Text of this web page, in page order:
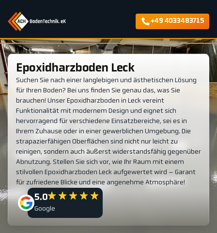
+49 4033483715
Epoxidharzboden Leck
Suchen Sie nach einer langlebigen und ästhetischen Lösung
für Ihren Boden? Bei uns finden Sie genau das, was Sie
brauchen! Unser Epoxidharzboden in Leck vereint
Funktionalität mit modernem Design und eignet sich
hervorragend für verschiedene Einsatzbereiche, sei es in
Ihrem Zuhause oder in einer gewerblichen Umgebung. Die
strapazierfähigen Oberflächen sind nicht nur leicht zu
reinigen, sondern auch äußerst widerstandsfähig gegenüber
Abnutzung. Stellen Sie sich vor, wie Ihr Raum mit einem
stilvollen Epoxidharzboden Leck aufgewertet wird – Garant
für zufriedene Blicke und eine angenehme Atmosphäre!
5.0
Google